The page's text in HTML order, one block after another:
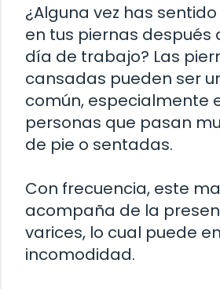
¿Alguna vez has
en tus piernas después
día de trabajo? Las
cansadas pueden ser
común, especialmente
personas que pasan
de pie o sentadas.
Con frecuencia, este
acompaña de la
varices, lo cual puede
incomodidad.